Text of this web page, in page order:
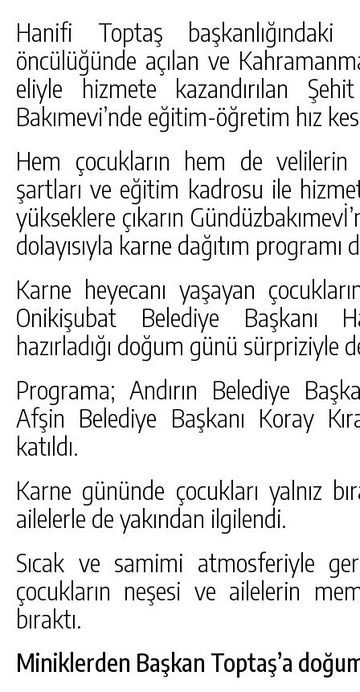
Hanifi Toptaş başkanlığındaki
öncülüğünde açılan ve
eliyle hizmete kazandırılan
Bakımevi’nde eğitim-öğretim hız
Hem çocukların hem de
şartları ve eğitim kadrosu ile
yükseklere çıkarın
dolayısıyla karne dağıtım programı
Karne heyecanı yaşayan
Onikişubat Belediye Başkanı
hazırladığı doğum günü sürpriziyle
Programa; Andırın Belediye
Afşin Belediye Başkanı Koray
katıldı.
Karne gününde çocukları yalnız
ailelerle de yakından ilgilendi.
Sıcak ve samimi atmosferiyle
çocukların neşesi ve ailelerin
bıraktı.
Miniklerden Başkan Toptaş’a
GÜNLÜK HABER AKIŞI
GÖKSUN HAFIZLIK KIZ KUR’AN KURSU
ÖĞRENCILERINE DARENDE GEZISI.